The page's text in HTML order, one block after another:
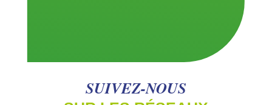
SUIVEZ-NOUS